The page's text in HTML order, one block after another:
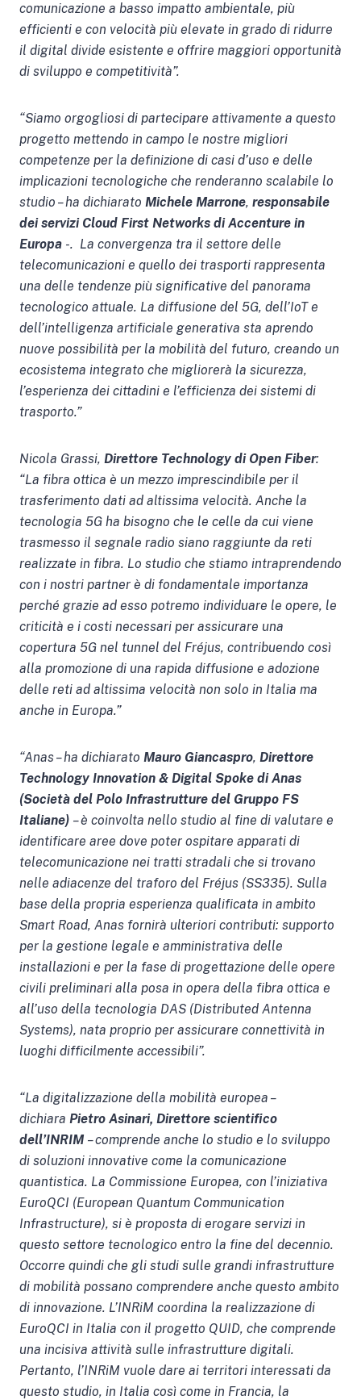
comunicazione a basso impatto ambientale, più
efficienti e con velocità più elevate in grado di ridurre
il digital divide esistente e offrire maggiori opportunità
di sviluppo e competitività”.
“Siamo orgogliosi di partecipare attivamente a questo
progetto mettendo in campo le nostre migliori
competenze per la definizione di casi d’uso e delle
implicazioni tecnologiche che renderanno scalabile lo
studio – ha dichiarato Michele Marrone, responsabile
dei servizi Cloud First Networks di Accenture in
Europa -. La convergenza tra il settore delle
telecomunicazioni e quello dei trasporti rappresenta
una delle tendenze più significative del panorama
tecnologico attuale. La diffusione del 5G, dell’IoT e
dell’intelligenza artificiale generativa sta aprendo
nuove possibilità per la mobilità del futuro, creando un
ecosistema integrato che migliorerà la sicurezza,
l’esperienza dei cittadini e l’efficienza dei sistemi di
trasporto.”
Nicola Grassi, Direttore Technology di Open Fiber:
“La fibra ottica è un mezzo imprescindibile per il
trasferimento dati ad altissima velocità. Anche la
tecnologia 5G ha bisogno che le celle da cui viene
trasmesso il segnale radio siano raggiunte da reti
realizzate in fibra. Lo studio che stiamo intraprendendo
con i nostri partner è di fondamentale importanza
perché grazie ad esso potremo individuare le opere, le
criticità e i costi necessari per assicurare una
copertura 5G nel tunnel del Fréjus, contribuendo così
alla promozione di una rapida diffusione e adozione
delle reti ad altissima velocità non solo in Italia ma
anche in Europa.”
“Anas – ha dichiarato Mauro Giancaspro, Direttore
Technology Innovation & Digital Spoke di Anas
(Società del Polo Infrastrutture del Gruppo FS
Italiane) – è coinvolta nello studio al fine di valutare e
identificare aree dove poter ospitare apparati di
telecomunicazione nei tratti stradali che si trovano
nelle adiacenze del traforo del Fréjus (SS335). Sulla
base della propria esperienza qualificata in ambito
Smart Road, Anas fornirà ulteriori contributi: supporto
per la gestione legale e amministrativa delle
installazioni e per la fase di progettazione delle opere
civili preliminari alla posa in opera della fibra ottica e
all’uso della tecnologia DAS (Distributed Antenna
Systems), nata proprio per assicurare connettività in
luoghi difficilmente accessibili”.
“La digitalizzazione della mobilità europea –
dichiara Pietro Asinari, Direttore scientifico
dell’INRIM – comprende anche lo studio e lo sviluppo
di soluzioni innovative come la comunicazione
quantistica. La Commissione Europea, con l’iniziativa
EuroQCI (European Quantum Communication
Infrastructure), si è proposta di erogare servizi in
questo settore tecnologico entro la fine del decennio.
Occorre quindi che gli studi sulle grandi infrastrutture
di mobilità possano comprendere anche questo ambito
di innovazione. L’INRiM coordina la realizzazione di
EuroQCI in Italia con il progetto QUID, che comprende
una incisiva attività sulle infrastrutture digitali.
Pertanto, l’INRiM vuole dare ai territori interessati da
questo studio, in Italia così come in Francia, la